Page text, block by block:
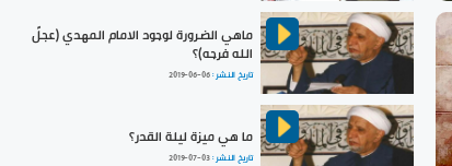
ماهي الضرورة لوجود الامام المهدي (عجلً
الله فرجه)؟
تاريخ النشر :2019-06-06
ما هي ميزة ليلة القدر؟
تاريخ النشر :2019-07-03